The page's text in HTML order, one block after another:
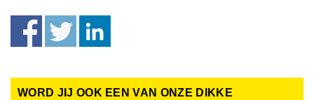
WORD JIJ OOK EEN VAN ONZE DIKKE